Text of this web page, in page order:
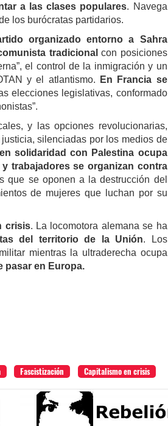
a las clases populares. Navega
los burócratas partidarios.
organizado entorno a Sahra
tradicional con posiciones
el control de la inmigración y un
y el atlantismo.
En Francia se
elecciones legislativas, conformado
y las opciones revolucionarias,
silenciadas por los medios de
solidaridad con Palestina ocupa
trabajadores se organizan contra
que se oponen a la destrucción del
de mujeres que luchan por su
crisis. La locomotora alemana se ha
del territorio de la Unión. Los
mientras la ultraderecha ocupa
pasar en Europa.
Fascistización Capitalismo en crisis